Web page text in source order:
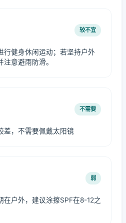
较不宜
行健身休闲运动；若坚持户外
意避雨防滑。
不需要
差，不需要佩戴太阳镜
弱
在户外，建议涂擦SPF在8-12之